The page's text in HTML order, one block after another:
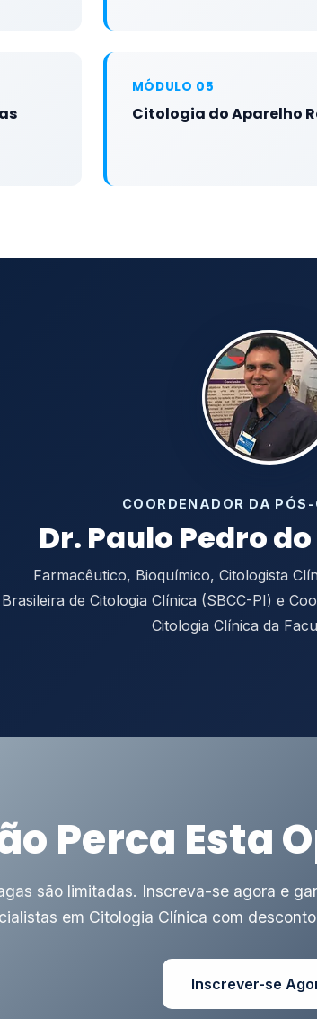
MÓDULO 05
Citologia do Aparelho
COORDENADOR DA
Dr. Paulo Pedro
Farmacêutico, Bioquímico, Citologista
Brasileira de Citologia Clínica (SBCC-PI) e
Citologia Clínica da
Perca Esta
são limitadas. Inscreva-se agora e
em Citologia Clínica com
Inscrever-se